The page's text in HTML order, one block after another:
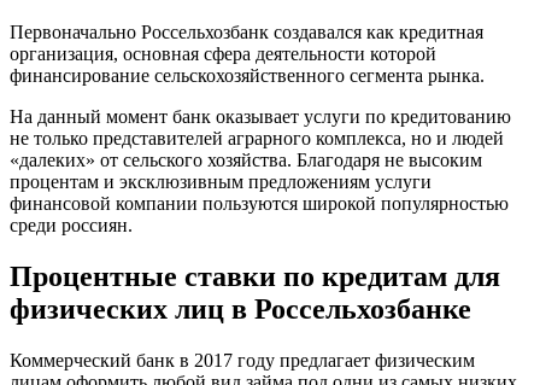
Первоначально Россельхозбанк создавался как кредитная
организация, основная сфера деятельности которой
финансирование сельскохозяйственного сегмента рынка.
На данный момент банк оказывает услуги по кредитованию
не только представителей аграрного комплекса, но и людей
«далеких» от сельского хозяйства. Благодаря не высоким
процентам и эксклюзивным предложениям услуги
финансовой компании пользуются широкой популярностью
среди россиян.
Процентные ставки по кредитам для
физических лиц в Россельхозбанке
Коммерческий банк в 2017 году предлагает физическим